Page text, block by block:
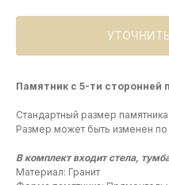
Памятник с 5-ти сторонней
Стандартный размер
Размер может быть изменен
В комплект входит стела,
Материал: Гранит